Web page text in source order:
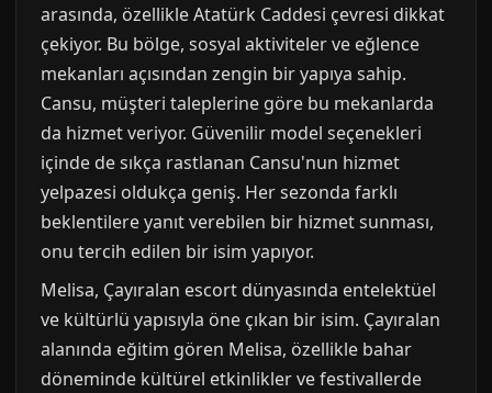
arasında, özellikle Atatürk Caddesi çevresi dikkat
çekiyor. Bu bölge, sosyal aktiviteler ve eğlence
mekanları açısından zengin bir yapıya sahip.
Cansu, müşteri taleplerine göre bu mekanlarda
da hizmet veriyor. Güvenilir model seçenekleri
içinde de sıkça rastlanan Cansu'nun hizmet
yelpazesi oldukça geniş. Her sezonda farklı
beklentilere yanıt verebilen bir hizmet sunması,
onu tercih edilen bir isim yapıyor.
Melisa, Çayıralan escort dünyasında entelektüel
ve kültürlü yapısıyla öne çıkan bir isim. Çayıralan
alanında eğitim gören Melisa, özellikle bahar
döneminde kültürel etkinlikler ve festivallerde